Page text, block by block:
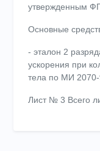
утвержденным
Основные
- эталон 2
ускорения при
тела по МИ 2070-
Лист № 3 Всего